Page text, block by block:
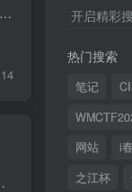
题目信息 题目名称: SEAL 911 作者: 3doc 难度: 高级 类型: EVM 预编译合约利用 题目描述 You barely manage to get off bed as your phone rings. It's THAT ringtone: there's a call for you...
14
contract for their users. It would be a...
开启精彩
热门搜索
笔记
网站
i
之江杯